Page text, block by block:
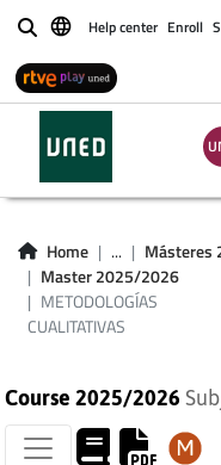
BuscarHelp center Enroll
Home ...
Másteres
Master 2025/2026
METODOLOGÍAS
CUALITATIVAS
Course 2025/2026